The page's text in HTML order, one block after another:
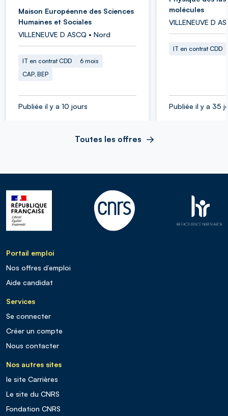
Maison Européenne des Sciences
Humaines et Sociales
VILLENEUVE D ASCQ • Nord
IT en contrat CDD
6 mois
CAP, BEP
Publiée il y a 10 jours
molécules
VILLENEUVE D
IT en contrat CDD
Publiée il y a 35
Toutes les offres
Portail emploi
Nos offres d’emploi
Aide candidat
Services
Se connecter
Créer un compte
Nous contacter
Nos autres sites
le site Carrières
Le site du CNRS
Fondation CNRS